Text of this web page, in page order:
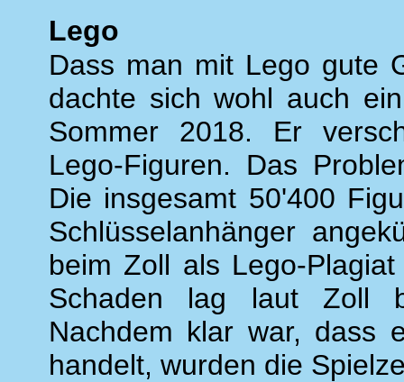
Lego
Dass man mit Lego gute
dachte sich wohl auch
Sommer 2018. Er
Lego-Figuren. Das
Die insgesamt 50'400
Schlüsselanhänger
beim Zoll als Lego-
Schaden lag laut Zoll
Nachdem klar war, dass
handelt, wurden die